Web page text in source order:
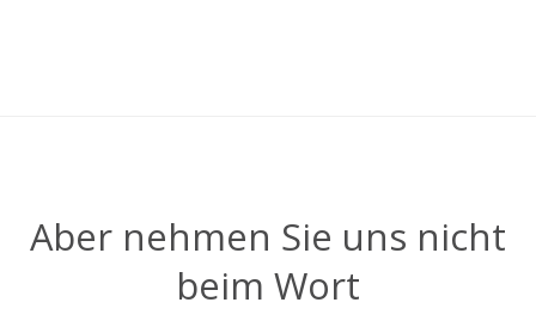
Aber nehmen Sie uns nicht
beim Wort